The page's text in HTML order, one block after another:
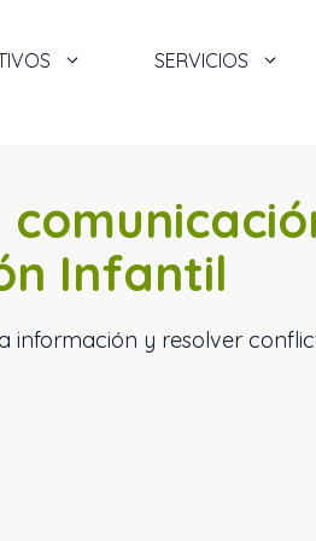
SERVICIOS
Infantil
información y resolver